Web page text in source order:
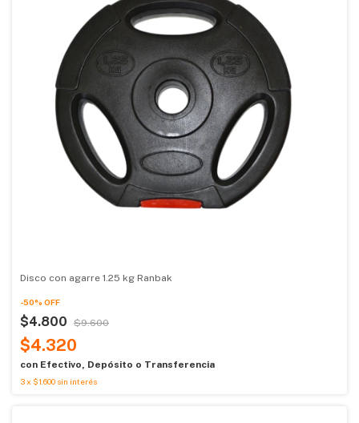
Disco con agarre 1.25 kg Ranbak
-50% OFF
$4.800 $9.600
$4.320
con Efectivo, Depósito o Transferencia
3x $1.600 sin interés